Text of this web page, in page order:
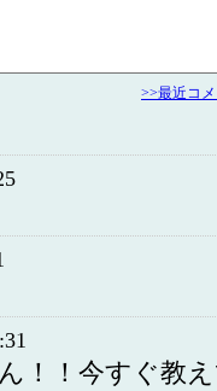
>>最近コ
！！今すぐ教